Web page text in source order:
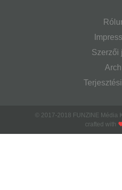
Szerzői
© 2017-2018 FUNZINE Média
crafted with